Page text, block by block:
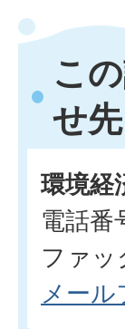
こ
せ先
環境経
電話
ファ
メー